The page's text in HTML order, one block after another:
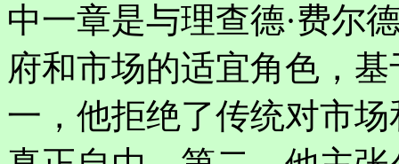
中一章是与理查德·费尔
府和市场的适宜角色，
一，他拒绝了传统对市